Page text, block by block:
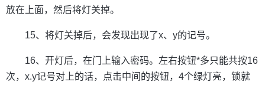
放在上面，然后将灯关掉。
15、将灯关掉后，会发现出现了x、y的记号。
16、开灯后，在门上输入密码。左右按钮*多只能共按16
次，x.y记号对上的话，点击中间的按钮，4个绿灯亮，锁就